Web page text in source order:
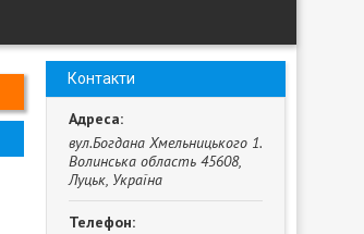
Контакти
вул.Богдана Хмельницького 1.
Волинська область 45608,
Луцьк, Україна